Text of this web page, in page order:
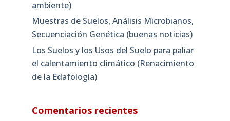
ambiente)
Muestras de Suelos, Análisis Microbianos,
Secuenciación Genética (buenas noticias)
Los Suelos y los Usos del Suelo para paliar
el calentamiento climático (Renacimiento
de la Edafología)
Comentarios recientes